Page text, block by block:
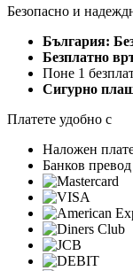
Безопасно и
България:
Безплатно
Поне 1
Сигурно
Платете удобно с
Наложен
Банков превод